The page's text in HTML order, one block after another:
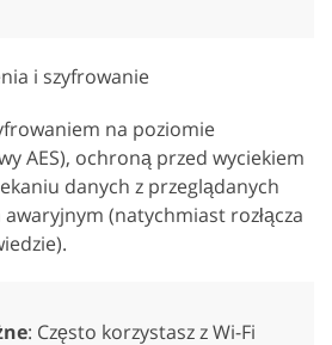
i szyfrowanie
na poziomie
AES), ochroną przed wyciekiem
danych z przeglądanych
(natychmiast rozłącza
: Często korzystasz z Wi-Fi